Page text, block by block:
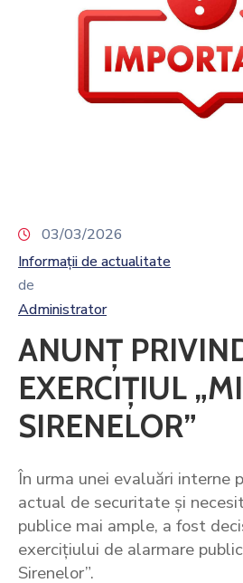
03/03/2026
Informații de actualitate
de
Administrator
ANUNȚ
EXERCIȚIUL
SIRENELOR”
În urma unei evaluări interne
actual de securitate și
publice mai ample, a fost
exercițiului de alarmare
Sirenelor”.